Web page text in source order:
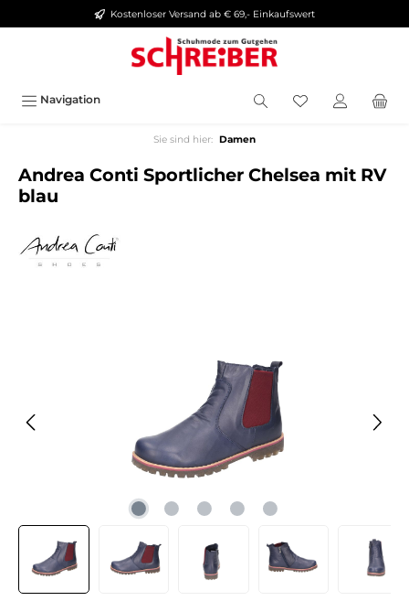
springen Kostenloser Versand ab € 69,- Einkaufswert
Navigation
Sie sind hier: Damen
Andrea Conti Sportlicher Chelsea mit RV
blau